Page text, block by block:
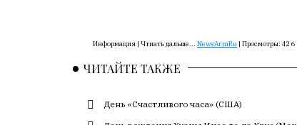
независимо
Информация | Чтиать дальше... NewsArmRu | Просмотры: 426
ЧИТАЙТЕ ТАКЖЕ
День «Счастливого часа» (США)